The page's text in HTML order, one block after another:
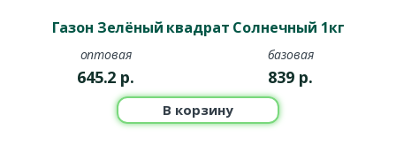
Газон Зелёный квадрат Солнечный 1кг
оптовая
645.2 р.
базовая
839 р.
В корзину